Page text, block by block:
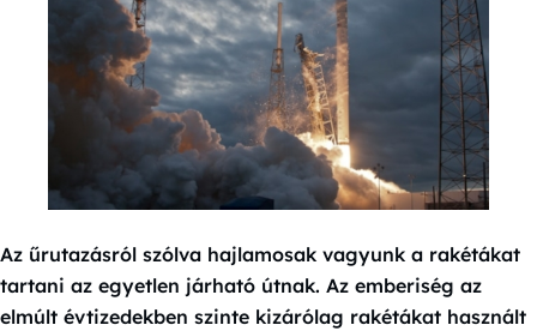
Az űrutazásról szólva hajlamosak vagyunk a rakétákat
tartani az egyetlen járható útnak. Az emberiség az
elmúlt évtizedekben szinte kizárólag rakétákat használt